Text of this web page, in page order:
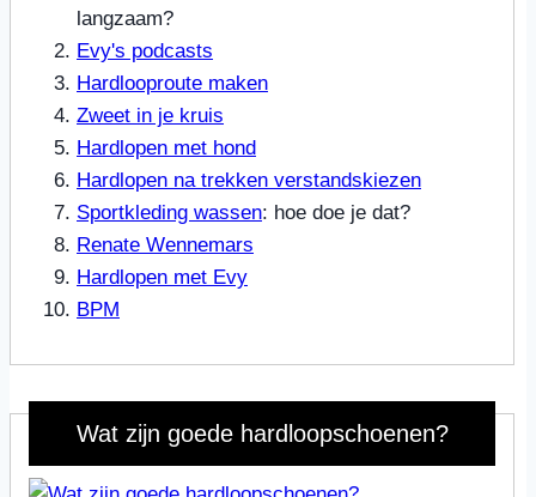
langzaam?
Evy's podcasts
Hardlooproute maken
Zweet in je kruis
Hardlopen met hond
Hardlopen na trekken verstandskiezen
Sportkleding wassen: hoe doe je dat?
Renate Wennemars
Hardlopen met Evy
BPM
Wat zijn goede hardloopschoenen?